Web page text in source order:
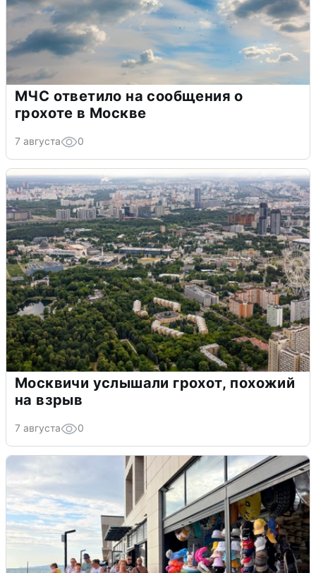
МЧС ответило на сообщения о
грохоте в Москве
7 августа 0
Москвичи услышали грохот, похожий
на взрыв
7 августа 0